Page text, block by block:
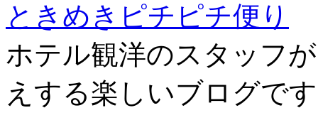
ときめきピチピチ便り
ホテル観洋のスタッフ
えする楽しいブログで